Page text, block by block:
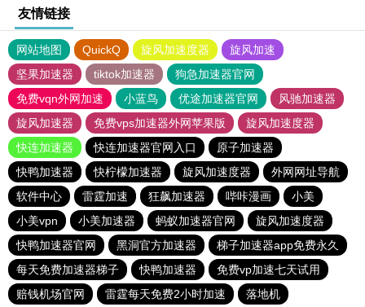
友情链接
网站地图 QuickQ 旋风加速度器
旋风加速
坚果加速器
tiktok加速器
狗急加速器官网
免费vqn外网加速
小蓝鸟 优途加速器官网
风驰加速器
旋风加速器
免费vps加速器外网苹果版
旋风加速度器
快连加速器
快连加速器官网入口
原子加速器
快鸭加速器
快柠檬加速器 旋风加速度器
外网网址导航
软件中心
雷霆加速 狂飙加速器 哔咔漫画
小美
小美vpn
小美加速器 蚂蚁加速器官网
旋风加速度器
快鸭加速器官网
黑洞官方加速器
梯子加速器app免费永久
每天免费加速器梯子
快鸭加速器
免费vp加速七天试用
赔钱机场官网
雷霆每天免费2小时加速 落地机